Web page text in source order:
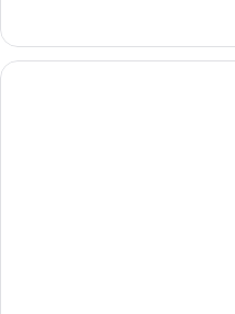
Sea
View
Triple